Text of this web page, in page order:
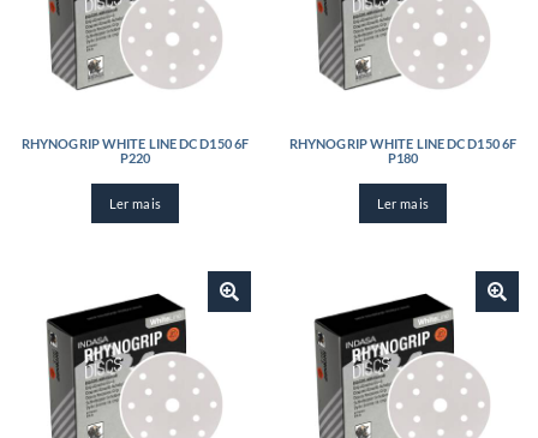
RHYNOGRIP WHITE LINE DC D150 6F
P220
Ler mais
RHYNOGRIP WHITE LINE DC D150 6F
P180
Ler mais